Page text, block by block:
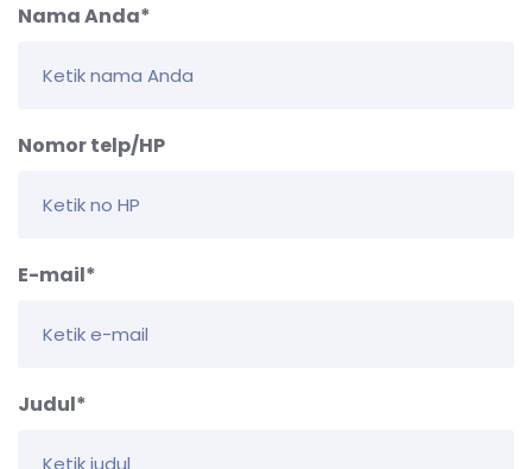
Nama Anda*
Nomor telp/HP
E-mail*
Judul*